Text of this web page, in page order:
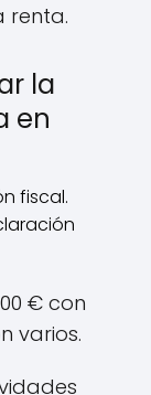
renta.
la
en
fiscal.
€ con
varios.